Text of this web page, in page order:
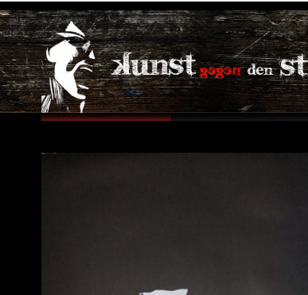
Januar, 2015